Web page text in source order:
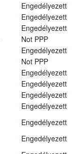
Engedélyezett
Engedélyezett
Engedélyezett
Not PPP
Engedélyezett
Not PPP
Engedélyezett
Engedélyezett
Engedélyezett
Engedélyezett
Engedélyezett
Engedélyezett